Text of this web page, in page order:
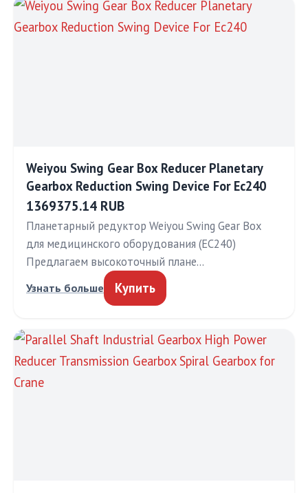
Weiyou Swing Gear Box Reducer Planetary
Gearbox Reduction Swing Device For Ec240
1369375.14 RUB
Планетарный редуктор Weiyou Swing Gear Box
для медицинского оборудования (EC240)
Предлагаем высокоточный плане…
Узнать больше Купить